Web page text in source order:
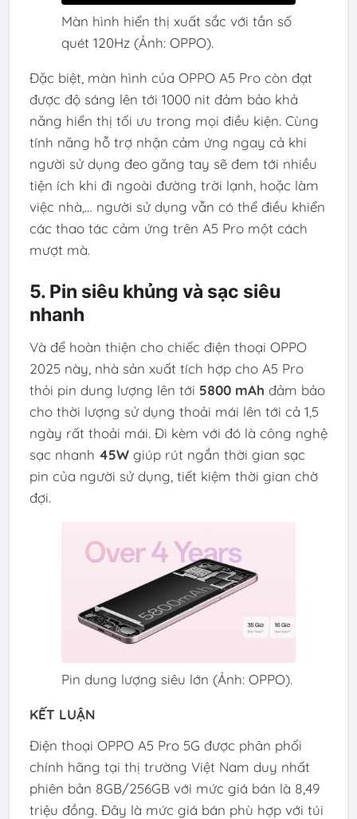
Màn hình hiển thị xuất sắc với tần số
quét 120Hz (Ảnh: OPPO).
Đặc biệt, màn hình của OPPO A5 Pro còn đạt
được độ sáng lên tới 1000 nit đảm bảo khả
năng hiển thị tối ưu trong mọi điều kiện. Cùng
tính năng hỗ trợ nhận cảm ứng ngay cả khi
người sử dụng đeo găng tay sẽ đem tới nhiều
tiện ích khi đi ngoài đường trời lạnh, hoặc làm
việc nhà,… người sử dụng vẫn có thể điều khiển
các thao tác cảm ứng trên A5 Pro một cách
mượt mà.
5. Pin siêu khủng và sạc siêu
nhanh
Và để hoàn thiện cho chiếc điện thoại OPPO
2025 này, nhà sản xuất tích hợp cho A5 Pro
thỏi pin dung lượng lên tới 5800 mAh đảm bảo
cho thời lượng sử dụng thoải mái lên tới cả 1,5
ngày rất thoải mái. Đi kèm với đó là công nghệ
sạc nhanh 45Wgiúp rút ngắn thời gian sạc
pin của người sử dụng, tiết kiệm thời gian chờ
đợi.
Pin dung lượng siêu lớn (Ảnh: OPPO).
KẾT LUẬN
Điện thoại OPPO A5 Pro 5G được phân phối
chính hãng tại thị trường Việt Nam duy nhất
phiên bản 8GB/256GB với mức giá bán là 8,49
triệu đồng. Đây là mức giá bán phù hợp với túi